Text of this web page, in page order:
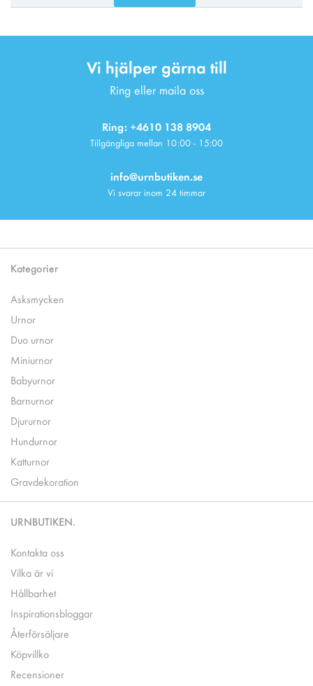
Vi hjälper gärna till
Ring eller maila oss
Ring: +4610 138 8904
Tillgängliga mellan 10:00 - 15:00
info@urnbutiken.se
Vi svarar inom 24 timmar
Kategorier
Asksmycken
Urnor
Duo urnor
Miniurnor
Babyurnor
Barnurnor
Djururnor
Hundurnor
Katturnor
Gravdekoration
URNBUTIKEN.
Kontakta oss
Vilka är vi
Hållbarhet
Inspirationsbloggar
Återförsäljare
Köpvillko
Recensioner